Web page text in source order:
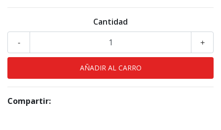
Cantidad
+
-
Compartir: